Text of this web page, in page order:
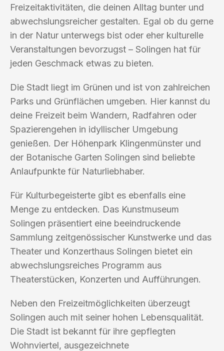
Freizeitaktivitäten, die deinen Alltag bunter und
abwechslungsreicher gestalten. Egal ob du gerne
in der Natur unterwegs bist oder eher kulturelle
Veranstaltungen bevorzugst – Solingen hat für
jeden Geschmack etwas zu bieten.
Die Stadt liegt im Grünen und ist von zahlreichen
Parks und Grünflächen umgeben. Hier kannst du
deine Freizeit beim Wandern, Radfahren oder
Spazierengehen in idyllischer Umgebung
genießen. Der Höhenpark Klingenmünster und
der Botanische Garten Solingen sind beliebte
Anlaufpunkte für Naturliebhaber.
Für Kulturbegeisterte gibt es ebenfalls eine
Menge zu entdecken. Das Kunstmuseum
Solingen präsentiert eine beeindruckende
Sammlung zeitgenössischer Kunstwerke und das
Theater und Konzerthaus Solingen bietet ein
abwechslungsreiches Programm aus
Theaterstücken, Konzerten und Aufführungen.
Neben den Freizeitmöglichkeiten überzeugt
Solingen auch mit seiner hohen Lebensqualität.
Die Stadt ist bekannt für ihre gepflegten
Wohnviertel, ausgezeichnete